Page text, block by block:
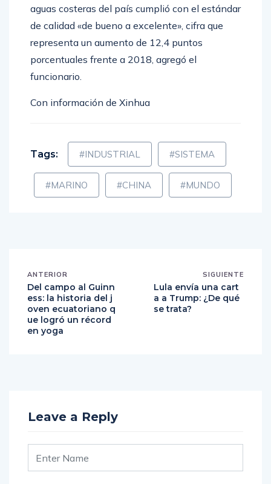
aguas costeras del país cumplió con el estándar
de calidad «de bueno a excelente», cifra que
representa un aumento de 12,4 puntos
porcentuales frente a 2018, agregó el
funcionario.
Con información de Xinhua
Tags: #INDUSTRIAL #SISTEMA
#MARINO #CHINA #MUNDO
ANTERIOR
Del campo al Guinn
ess: la historia del j
oven ecuatoriano q
ue logró un récord
en yoga
SIGUIENTE
Lula envía una cart
a a Trump: ¿De qué
se trata?
Leave a Reply